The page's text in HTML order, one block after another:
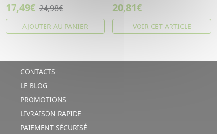
17,49€ 24,98€
AJOUTER AU PANIER
20,81€
VOIR CET ARTICLE
CONTACTS
LE BLOG
PROMOTIONS
LIVRAISON RAPIDE
PAIEMENT SÉCURISÉ